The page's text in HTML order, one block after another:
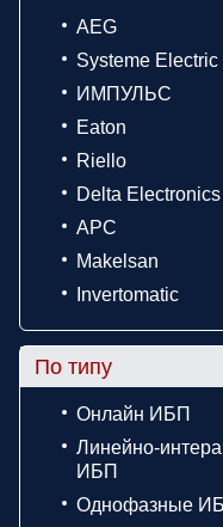
AEG
Systeme Electric
ИМПУЛЬС
Eaton
Riello
Delta Electronics
APC
Makelsan
Invertomatic
По типу
Онлайн ИБП
Линейно-
ИБП
Однофазные